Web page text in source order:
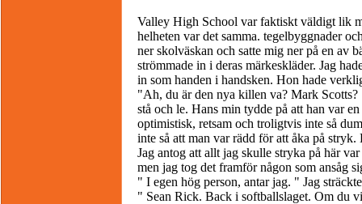
Valley High School var faktiskt väldigt lik
helheten var det samma. tegelbyggnader
ner skolväskan och satte mig ner på en av
strömmade in i deras märkeskläder. Jag
in som handen i handsken. Hon hade
"Ah, du är den nya killen va? Mark
stå och le. Hans min tydde på att han var
optimistisk, retsam och troligtvis inte så
inte så att man var rädd för att åka på
Jag antog att allt jag skulle stryka på här
men jag tog det framför någon som ansåg
" I egen hög person, antar jag. " Jag
" Sean Rick. Back i softballslaget. Om du